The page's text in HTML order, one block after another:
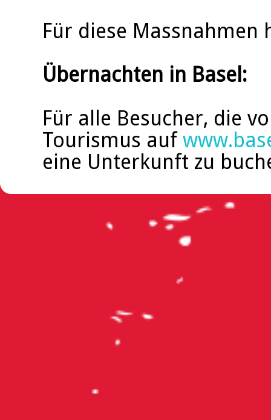
Für diese
Übernachten in Basel:
Für alle Besucher, die
Tourismus auf
eine Unterkunft zu